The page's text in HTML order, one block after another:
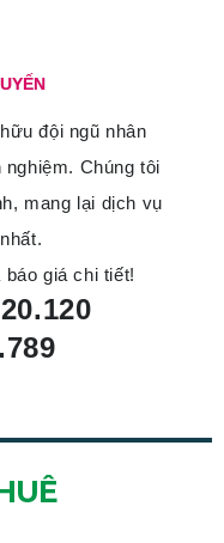
đội ngũ nhân
Chúng tôi
mang lại dịch vụ
giá chi tiết!